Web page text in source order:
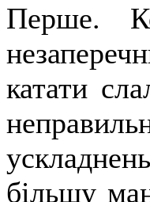
Перше.
катати
більшу